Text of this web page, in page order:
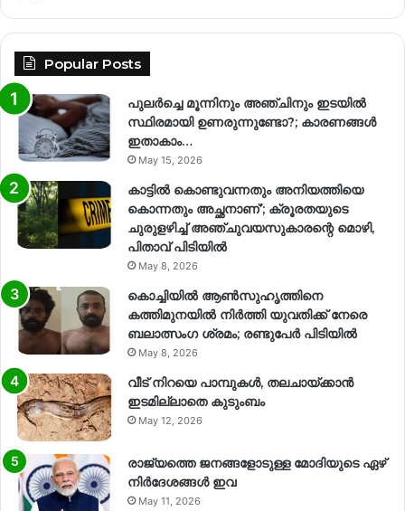
Popular Posts
പുലർച്ചെ മൂന്നിനും അഞ്ചിനും ഇടയിൽ
സ്ഥിരമായി ഉണരുന്നുണ്ടോ?; കാരണങ്ങള്‍
ഇതാകാം…
May 15, 2026
കാട്ടിൽ കൊണ്ടുവന്നതും അനിയത്തിയെ
കൊന്നതും അച്ഛനാണ്’; ക്രൂരതയുടെ
ചുരുളഴിച്ച് അഞ്ചുവയസുകാരന്റെ മൊഴി,
പിതാവ് പിടിയിൽ
May 8, 2026
കൊച്ചിയിൽ ആൺസുഹൃത്തിനെ
കത്തിമുനയിൽ നിർത്തി യുവതിക്ക് നേരെ
ബലാത്സംഗ​ ശ്രമം; രണ്ടുപേർ പിടിയിൽ
May 8, 2026
വീട് നിറയെ പാമ്പുകൾ, തലചായ്ക്കാൻ
ഇടമില്ലാതെ കുടുംബം
May 12, 2026
രാജ്യത്തെ ജനങ്ങളോടുള്ള മോദിയുടെ ഏഴ്
നിര്‍ദേശങ്ങള്‍ ഇവ
May 11, 2026